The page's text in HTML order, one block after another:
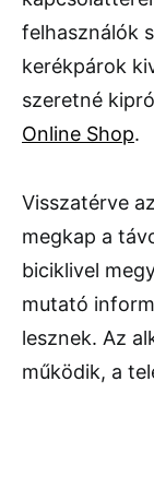
felhasználók
kerékpárok
szeretné
Online Shop.
Visszatérve
megkap a
biciklivel
mutató
lesznek. Az
működik, a